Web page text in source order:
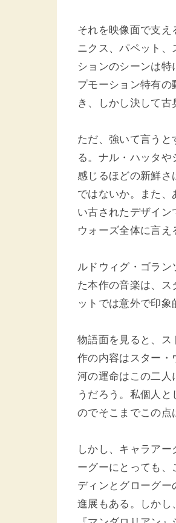
それを映像面で支え
ニクス、パペット
ションのシーンは
プモーション特有の
き、しかし決して古
ただ、強いて言う
る。ナル・ハッタ
感じるほどの新鮮
ではないか。また
い古されたデザイン
ウォーズ全体に言え
ルドウィグ・ゴラ
た本作の音楽は、
ットでは意外で印象
物語面を見ると、ス
作の内容はスター・
河の運命はこの二人
うだろう。私個人
のでそこまでこの点
しかし、キャラア
ーグーにとっても、
ディンとグローグ
進展もある。しかし